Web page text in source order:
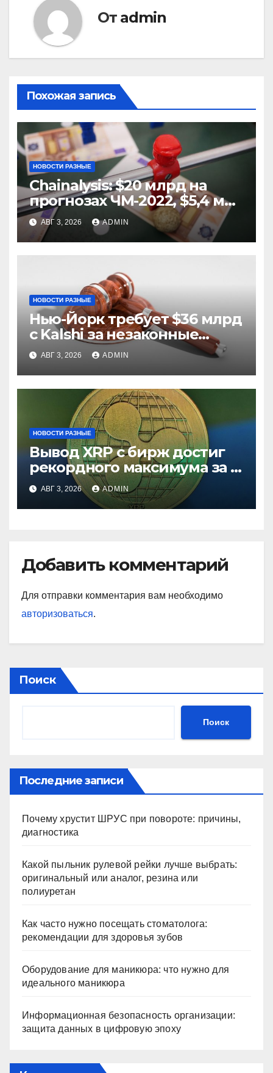
От admin
Похожая запись
НОВОСТИ РАЗНЫЕ
Chainalysis: $20 млрд на
прогнозах ЧМ-2022, $5,4 млн
из них незаконные
АВГ 3, 2026 ADMIN
НОВОСТИ РАЗНЫЕ
Нью-Йорк требует $36 млрд
с Kalshi за незаконные
ставки
АВГ 3, 2026 ADMIN
НОВОСТИ РАЗНЫЕ
Вывод XRP с бирж достиг
рекордного максимума за 5
летАВГ 3, 2026 ADMIN
Добавить комментарий
Для отправки комментария вам необходимо
авторизоваться.
Поиск
Поиск
Последние записи
Почему хрустит ШРУС при повороте: причины,
диагностика
Какой пыльник рулевой рейки лучше выбрать:
оригинальный или аналог, резина или
полиуретан
Как часто нужно посещать стоматолога:
рекомендации для здоровья зубов
Оборудование для маникюра: что нужно для
идеального маникюра
Информационная безопасность организации:
защита данных в цифровую эпоху